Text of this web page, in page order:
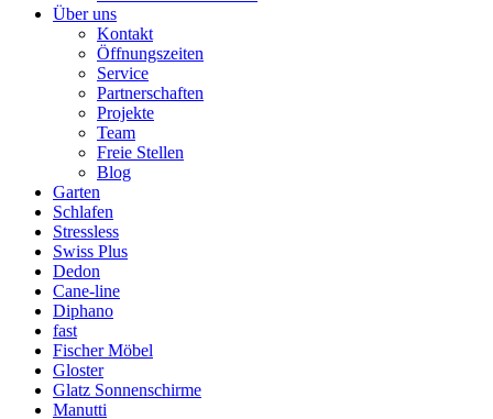
Über uns
Kontakt
Öffnungszeiten
Service
Partnerschaften
Projekte
Team
Freie Stellen
Blog
Garten
Schlafen
Stressless
Swiss Plus
Dedon
Cane-line
Diphano
fast
Fischer Möbel
Gloster
Glatz Sonnenschirme
Manutti